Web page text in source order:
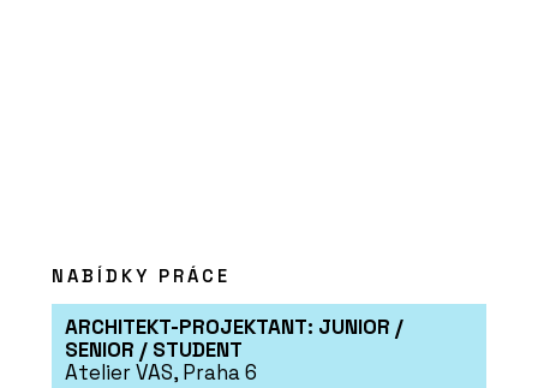
SLUŽBY
Právo životního prostředí - SNTD
NABÍDKY PRÁCE
ARCHITEKT-PROJEKTANT: JUNIOR /
SENIOR / STUDENT
Atelier VAS, Praha 6